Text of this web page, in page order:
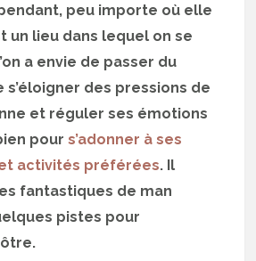
peu importe où elle
un lieu dans lequel on se
a envie de passer du
s’éloigner des pressions de
et réguler ses émotions
pours’adonner à ses
activités préférées. Il
fantastiques de man
pistes pour